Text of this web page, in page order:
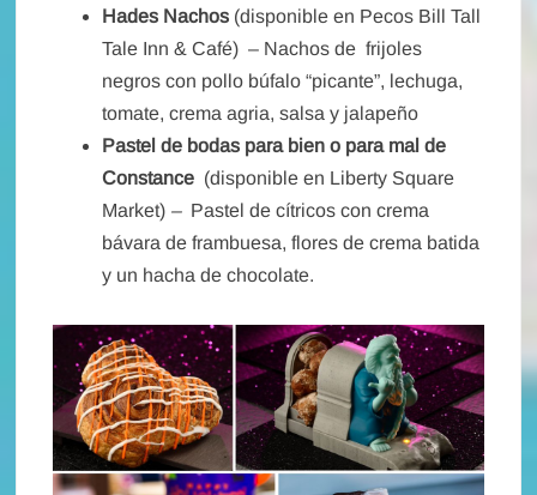
Hades Nachos (disponible en Pecos Bill Tall
Tale Inn & Café) – Nachos de frijoles
negros con pollo búfalo “picante”, lechuga,
tomate, crema agria, salsa y jalapeño
Pastel de bodas para bien o para mal de
Constance (disponible en Liberty Square
Market) – Pastel de cítricos con crema
bávara de frambuesa, flores de crema batida
y un hacha de chocolate.